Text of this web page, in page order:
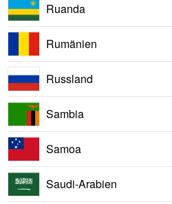
Ruanda
Rumänien
Russland
Sambia
Samoa
Saudi-Arabien